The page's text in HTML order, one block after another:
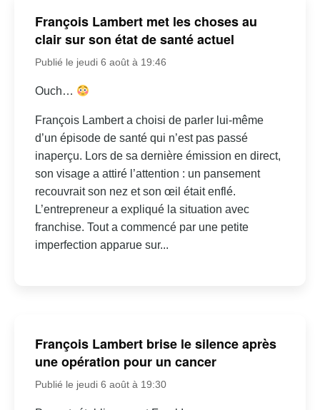
François Lambert met les choses au
clair sur son état de santé actuel
Publié le jeudi 6 août à 19:46
Ouch…
François Lambert a choisi de parler lui-même
d’un épisode de santé qui n’est pas passé
inaperçu. Lors de sa dernière émission en direct,
son visage a attiré l’attention : un pansement
recouvrait son nez et son œil était enflé.
L’entrepreneur a expliqué la situation avec
franchise. Tout a commencé par une petite
imperfection apparue sur...
François Lambert brise le silence après
une opération pour un cancer
Publié le jeudi 6 août à 19:30